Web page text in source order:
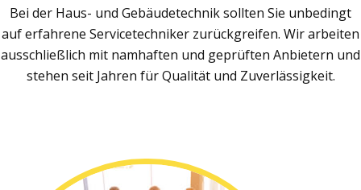
Bei der Haus- und Gebäudetechnik sollten Sie unbedingt
auf erfahrene Servicetechniker zurückgreifen. Wir arbeiten
ausschließlich mit namhaften und geprüften Anbietern und
stehen seit Jahren für Qualität und Zuverlässigkeit.